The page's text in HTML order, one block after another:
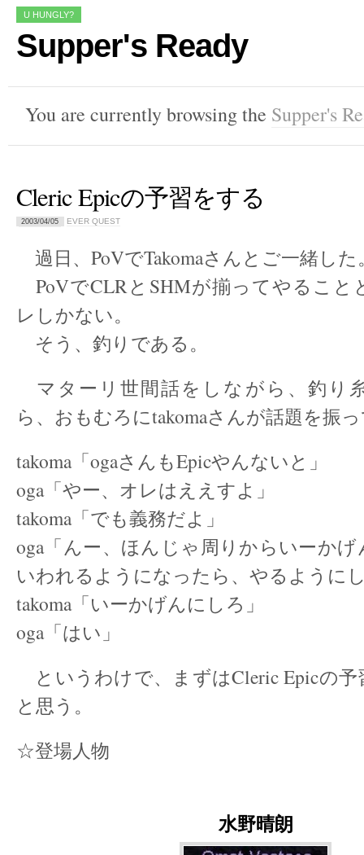
U HUNGLY?
Supper's Ready
You are currently browsing the Supper's
Cleric Epicの予習をする
2003/04/05 EVER QUEST
過日、PoVでTakomaさんとご一緒した
PoVでCLRとSHMが揃ってやること
レしかない。
そう、釣りである。
マターリ世間話をしながら、釣り
ら、おもむろにtakomaさんが話題を振
takoma「ogaさんもEpicやんないと」
oga「やー、オレはええすよ」
takoma「でも義務だよ」
oga「んー、ほんじゃ周りからいーか
いわれるようになったら、やるように
takoma「いーかげんにしろ」
oga「はい」
というわけで、まずはCleric Epicの
と思う。
☆登場人物
水野晴朗